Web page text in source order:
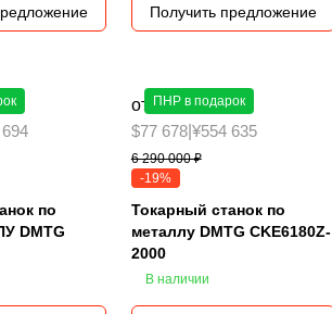
Получить предложение
₽
по
DMTG
ПНР в подарок
от 5 090 000 ₽
$77 678| ¥554 635
6 290 000 ₽
-19%
Токарный станок по
металлу DMTG CKE6180Z-
2000
В наличии